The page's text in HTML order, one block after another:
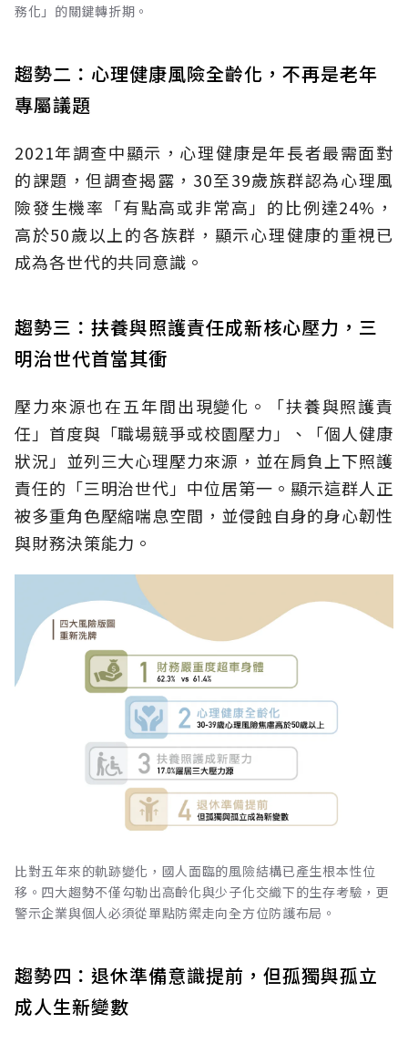
務化」的關鍵轉折期。
趨勢二：心理健康風險全齡化，不再是老年
專屬議題
2021年調查中顯示，心理健康是年長者最需面對
的課題，但調查揭露，30至39歲族群認為心理風
險發生機率「有點高或非常高」的比例達24%，
高於50歲以上的各族群，顯示心理健康的重視已
成為各世代的共同意識。
趨勢三：扶養與照護責任成新核心壓力，三
明治世代首當其衝
壓力來源也在五年間出現變化。「扶養與照護責
任」首度與「職場競爭或校園壓力」、「個人健康
狀況」並列三大心理壓力來源，並在肩負上下照護
責任的「三明治世代」中位居第一。顯示這群人正
被多重角色壓縮喘息空間，並侵蝕自身的身心韌性
與財務決策能力。
比對五年來的軌跡變化，國人面臨的風險結構已產生根本性位
移。四大趨勢不僅勾勒出高齡化與少子化交織下的生存考驗，更
警示企業與個人必須從單點防禦走向全方位防護布局。
趨勢四：退休準備意識提前，但孤獨與孤立
成人生新變數